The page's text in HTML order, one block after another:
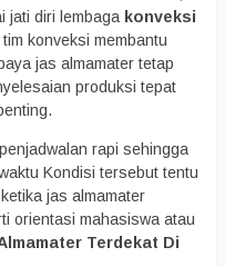
jati diri lembaga konveksi
konveksi membantu
jas almamater tetap
produksi tepat
rapi sehingga
Kondisi tersebut tentu
jas almamater
orientasi mahasiswa atau
Terdekat Di